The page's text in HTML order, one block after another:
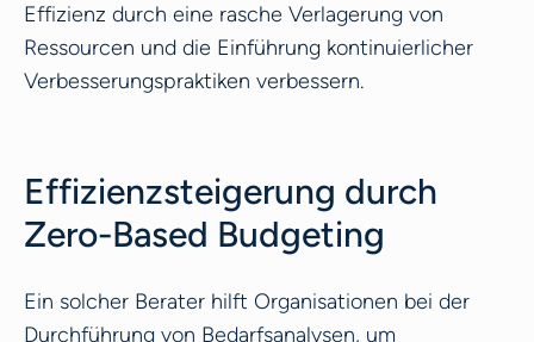
Effizienz durch eine rasche Verlagerung von
Ressourcen und die Einführung kontinuierlicher
Verbesserungspraktiken verbessern.
Effizienzsteigerung durch
Zero-Based Budgeting
Ein solcher Berater hilft Organisationen bei der
Durchführung von Bedarfsanalysen, um